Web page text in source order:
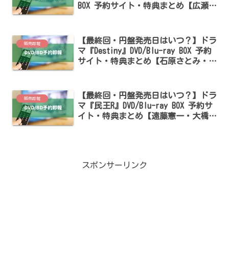
BOX 予約サイト・特典まとめ【広瀬ア
販売即報
【最終回・円盤発売日はいつ？】ドラ
マ『Destiny』DVD/Blu-ray BOX 予約
サイト・特典まとめ【石原さとみ・亀
販売即報
【最終回・円盤発売日はいつ？】ドラ
マ『民王R』DVD/Blu-ray BOX 予約サ
イト・特典まとめ【遠藤憲一・大橋和
スポンサーリンク